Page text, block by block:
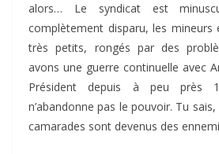
alors… Le syndicat est
complètement disparu, les
très petits, rongés par des
avons une guerre continuelle avec
Président depuis à peu près
n’abandonne pas le pouvoir. Tu
camarades sont devenus des